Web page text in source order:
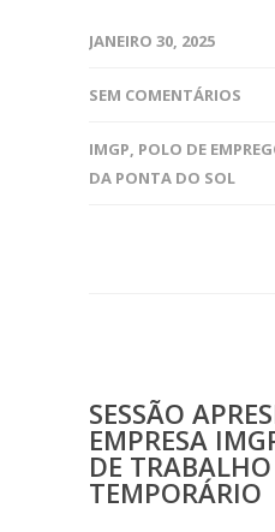
JANEIRO 30, 2025
SEM COMENTÁRIOS
IMGP, POLO DE
DA PONTA DO SOL
SESSÃO
EMPRESA
DE TRABALHO
TEMPORÁRIO